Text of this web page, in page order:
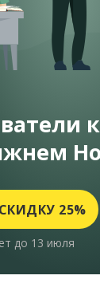
25%
до 13 июля